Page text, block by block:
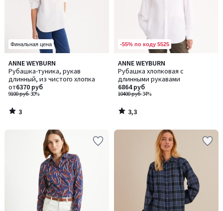
Финальная цена
ANNE WEYBURN
Рубашка-туника, рукав
длинный, из чистого хлопка
9100 руб-30%
от6370 руб
3
/
5
3
/
-55% по коду 5525
ANNE WEYBURN
Рубашка хлопковая с
длинными рукавами
10400 руб-34%
6864 руб
3,3
/ 5
3,3
/